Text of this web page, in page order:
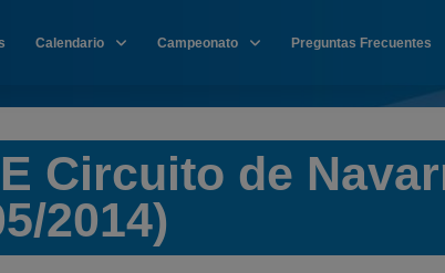
Calendario Campeonato Preguntas Frecuentes
Circuito de
2014)